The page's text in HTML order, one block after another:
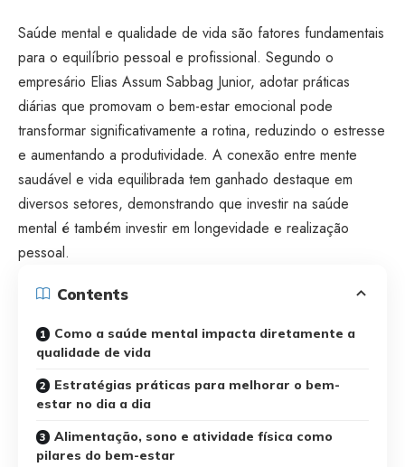
Saúde mental e qualidade de vida são fatores fundamentais
para o equilíbrio pessoal e profissional. Segundo o
empresário Elias Assum Sabbag Junior, adotar práticas
diárias que promovam o bem-estar emocional pode
transformar significativamente a rotina, reduzindo o estresse
e aumentando a produtividade. A conexão entre mente
saudável e vida equilibrada tem ganhado destaque em
diversos setores, demonstrando que investir na saúde
mental é também investir em longevidade e realização
pessoal.
Contents
Como a saúde mental impacta diretamente a
qualidade de vida
Estratégias práticas para melhorar o bem-
estar no dia a dia
Alimentação, sono e atividade física como
pilares do bem-estar